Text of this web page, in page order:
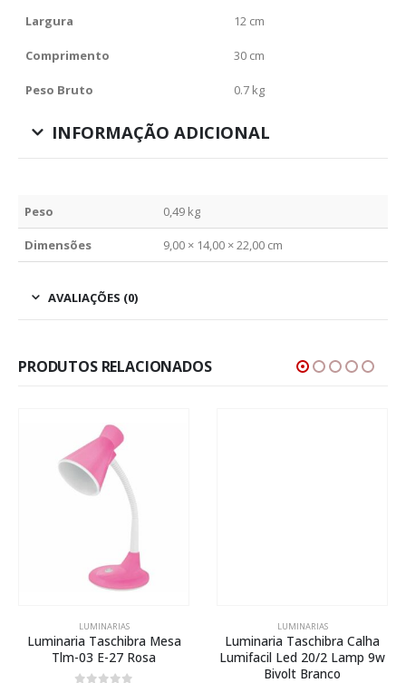
Largura 12 cm
Comprimento 30 cm
Peso Bruto 0.7 kg
INFORMAÇÃO ADICIONAL
Peso 0,49 kg
Dimensões 9,00 × 14,00 × 22,00 cm
AVALIAÇÕES (0)
PRODUTOS RELACIONADOS
LUMINARIAS
Luminaria Taschibra Mesa
Tlm-03 E-27 Rosa
LUMINARIAS
Luminaria Taschibra Calha
Lumifacil Led 20/2 Lamp 9w
Bivolt Branco